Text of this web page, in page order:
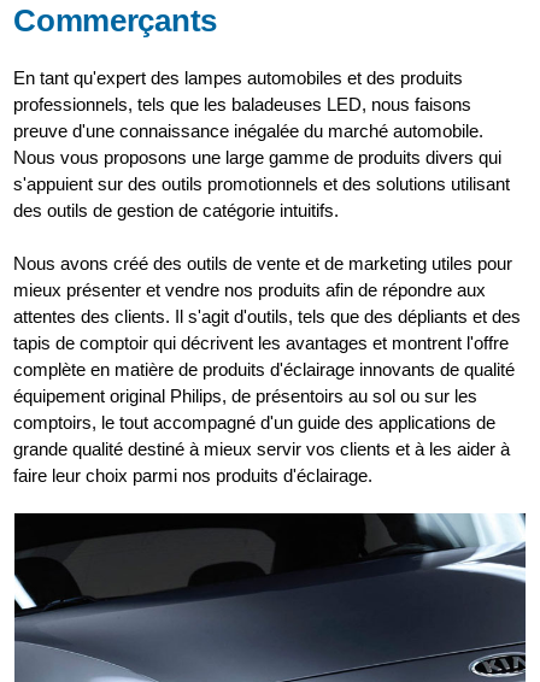
Commerçants
En tant qu'expert des lampes automobiles et des produits
professionnels, tels que les baladeuses LED, nous faisons
preuve d'une connaissance inégalée du marché automobile.
Nous vous proposons une large gamme de produits divers qui
s'appuient sur des outils promotionnels et des solutions utilisant
des outils de gestion de catégorie intuitifs.
Nous avons créé des outils de vente et de marketing utiles pour
mieux présenter et vendre nos produits afin de répondre aux
attentes des clients. Il s'agit d'outils, tels que des dépliants et des
tapis de comptoir qui décrivent les avantages et montrent l'offre
complète en matière de produits d'éclairage innovants de qualité
équipement original Philips, de présentoirs au sol ou sur les
comptoirs, le tout accompagné d'un guide des applications de
grande qualité destiné à mieux servir vos clients et à les aider à
faire leur choix parmi nos produits d'éclairage.